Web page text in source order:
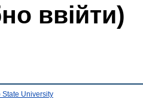
ввійти)
State University